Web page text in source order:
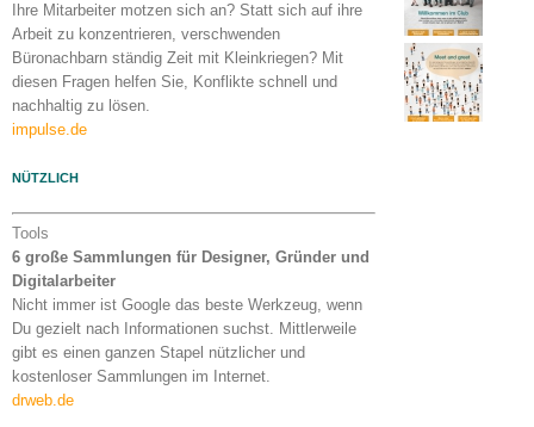
Ihre Mitarbeiter motzen sich an? Statt sich auf ihre
Arbeit zu konzentrieren, verschwenden
Büronachbarn ständig Zeit mit Kleinkriegen? Mit
diesen Fragen helfen Sie, Konflikte schnell und
nachhaltig zu lösen.
impulse.de
NÜTZLICH
Tools
6 große Sammlungen für Designer, Gründer und
Digitalarbeiter
Nicht immer ist Google das beste Werkzeug, wenn
Du gezielt nach Informationen suchst. Mittlerweile
gibt es einen ganzen Stapel nützlicher und
kostenloser Sammlungen im Internet.
drweb.de